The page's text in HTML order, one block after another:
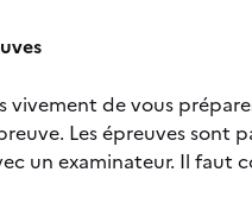
vivement de vous
Les épreuves sont
un examinateur. Il